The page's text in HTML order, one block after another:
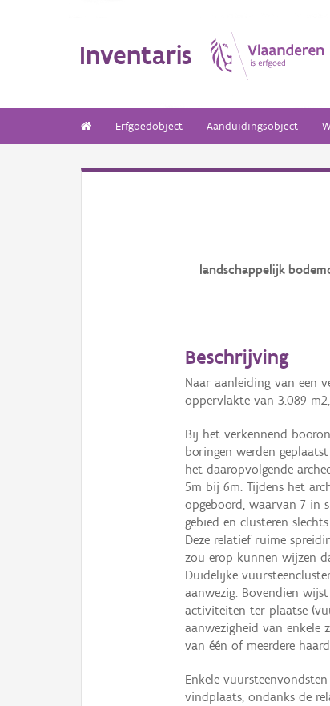
Inventaris
Erfgoedobject Aanduidingsobject
landschappelijk
Beschrijving
Naar aanleiding van een
oppervlakte van 3.089
Bij het verkennend
boringen werden
het daaropvolgende
5m bij 6m. Tijdens het
opgeboord, waarvan 7 in
gebied en clusteren
Deze relatief ruime
zou erop kunnen wijzen
Duidelijke
aanwezig. Bovendien
activiteiten ter plaatse
aanwezigheid van enkele
van één of meerdere
Enkele
vindplaats, ondanks de